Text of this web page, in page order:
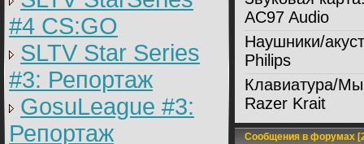
#4 CS:GO
SLTV Star Series
#3: Репортаж
GosuLeague #3:
Репортаж
AC97 Audio
Наушники/
Philips
Клавиатура/
Razer Krait
Сообщения в форумах